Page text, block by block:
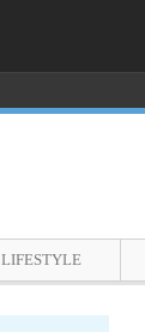
LIFESTYLE